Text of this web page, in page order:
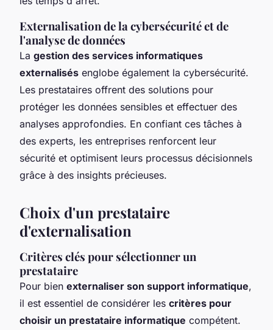
Externalisation de la cybersécurité et de
l'analyse de données
La gestion des services informatiques
externalisés englobe également la cybersécurité.
Les prestataires offrent des solutions pour
protéger les données sensibles et effectuer des
analyses approfondies. En confiant ces tâches à
des experts, les entreprises renforcent leur
sécurité et optimisent leurs processus décisionnels
grâce à des insights précieuses.
Choix d'un prestataire
d'externalisation
Critères clés pour sélectionner un
prestataire
Pour bien externaliser son support informatique,
il est essentiel de considérer les critères pour
choisir un prestataire informatique compétent.